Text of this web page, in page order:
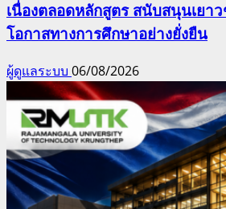
เนื่องตลอดหลักสูตร สนับสนุนเยา
โอกาสทางการศึกษาอย่างยั่งยืน
ผู้ดูแลระบบ 06/08/2026